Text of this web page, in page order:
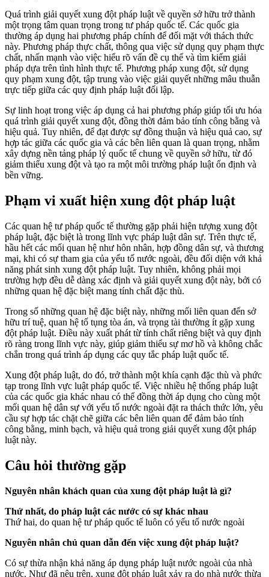
Quá trình giải quyết xung đột pháp luật về quyền sở hữu trở thành
một trọng tâm quan trọng trong tư pháp quốc tế. Các quốc gia
thường áp dụng hai phương pháp chính để đối mặt với thách thức
này. Phương pháp thực chất, thông qua việc sử dụng quy phạm thực
chất, nhấn mạnh vào việc hiểu rõ vấn đề cụ thể và tìm kiếm giải
pháp dựa trên tình hình thực tế. Phương pháp xung đột, sử dụng
quy phạm xung đột, tập trung vào việc giải quyết những mâu thuẫn
trực tiếp giữa các quy định pháp luật đối lập.
Sự linh hoạt trong việc áp dụng cả hai phương pháp giúp tối ưu hóa
quá trình giải quyết xung đột, đồng thời đảm bảo tính công bằng và
hiệu quả. Tuy nhiên, để đạt được sự đồng thuận và hiệu quả cao, sự
hợp tác giữa các quốc gia và các bên liên quan là quan trọng, nhằm
xây dựng nền tảng pháp lý quốc tế chung về quyền sở hữu, từ đó
giảm thiểu xung đột và tạo ra một môi trường pháp luật ổn định và
bền vững.
Phạm vi xuất hiện xung đột pháp luật
Các quan hệ tư pháp quốc tế thường gặp phải hiện tượng xung đột
pháp luật, đặc biệt là trong lĩnh vực pháp luật dân sự. Trên thực tế,
hầu hết các mối quan hệ như hôn nhân, hợp đồng dân sự, và thương
mại, khi có sự tham gia của yếu tố nước ngoài, đều đối diện với khả
năng phát sinh xung đột pháp luật. Tuy nhiên, không phải mọi
trường hợp đều dễ dàng xác định và giải quyết xung đột này, bởi có
những quan hệ đặc biệt mang tính chất đặc thù.
Trong số những quan hệ đặc biệt này, những mối liên quan đến sở
hữu trí tuệ, quan hệ tố tụng tòa án, và trọng tài thường ít gặp xung
đột pháp luật. Điều này xuất phát từ tính chất riêng biệt và quy định
rõ ràng trong lĩnh vực này, giúp giảm thiểu sự mơ hồ và không chắc
chắn trong quá trình áp dụng các quy tắc pháp luật quốc tế.
Xung đột pháp luật, do đó, trở thành một khía cạnh đặc thù và phức
tạp trong lĩnh vực luật pháp quốc tế. Việc nhiều hệ thống pháp luật
của các quốc gia khác nhau có thể đồng thời áp dụng cho cùng một
mối quan hệ dân sự với yếu tố nước ngoài đặt ra thách thức lớn, yêu
cầu sự hợp tác chặt chẽ giữa các bên liên quan để đảm bảo tính
công bằng, minh bạch, và hiệu quả trong giải quyết xung đột pháp
luật này.
Câu hỏi thường gặp
Nguyên nhân khách quan của xung đột pháp luật là gì?
Thứ nhất, do pháp luật các nước có sự khác nhau
Thứ hai, do quan hệ tư pháp quốc tế luôn có yếu tố nước ngoài
Nguyên nhân chủ quan dẫn đến việc xung đột pháp luật?
Có sự thừa nhận khả năng áp dụng pháp luật nước ngoài của nhà
nước. Như đã nêu trên, xung đột pháp luật xảy ra do nhà nước thừa